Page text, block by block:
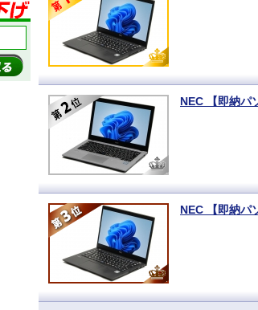
NEC 【即納パ